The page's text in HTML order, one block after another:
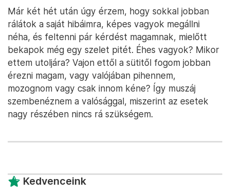
Már két hét után úgy érzem, hogy sokkal jobban
rálátok a saját hibáimra, képes vagyok megállni
néha, és feltenni pár kérdést magamnak, mielőtt
bekapok még egy szelet pitét. Éhes vagyok? Mikor
ettem utoljára? Vajon ettől a sütitől fogom jobban
érezni magam, vagy valójában pihennem,
mozognom vagy csak innom kéne? Így muszáj
szembenéznem a valósággal, miszerint az esetek
nagy részében nincs rá szükségem.
Kedvenceink